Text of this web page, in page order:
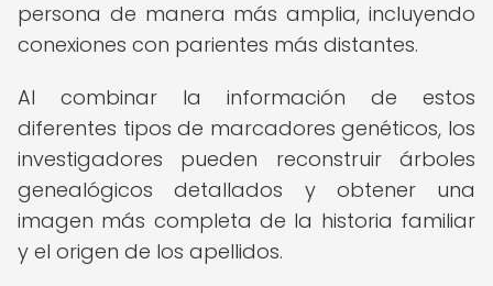
persona de manera más amplia, incluyendo
conexiones con parientes más distantes.
Al combinar la información de estos
diferentes tipos de marcadores genéticos, los
investigadores pueden reconstruir árboles
genealógicos detallados y obtener una
imagen más completa de la historia familiar
y el origen de los apellidos.